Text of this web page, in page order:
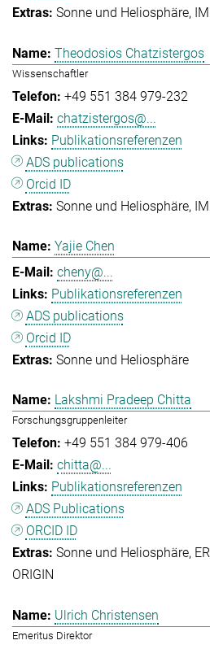
Sonne und Heliosphäre
Theodosios Chatzistergos
Wissenschaftler
+49 551 384 979-232
chatzistergos@...
Publikationsreferenzen
ADS publications
Orcid ID
Sonne und Heliosphäre
Yajie Chen
cheny@...
Publikationsreferenzen
ADS publications
Orcid ID
Sonne und Heliosphäre
Lakshmi Pradeep Chitta
Forschungsgruppenleiter
+49 551 384 979-406
chitta@...
Publikationsreferenzen
ADS Publications
ORCID ID
Sonne und Heliosphäre
ORIGIN
Ulrich Christensen
Emeritus Direktor